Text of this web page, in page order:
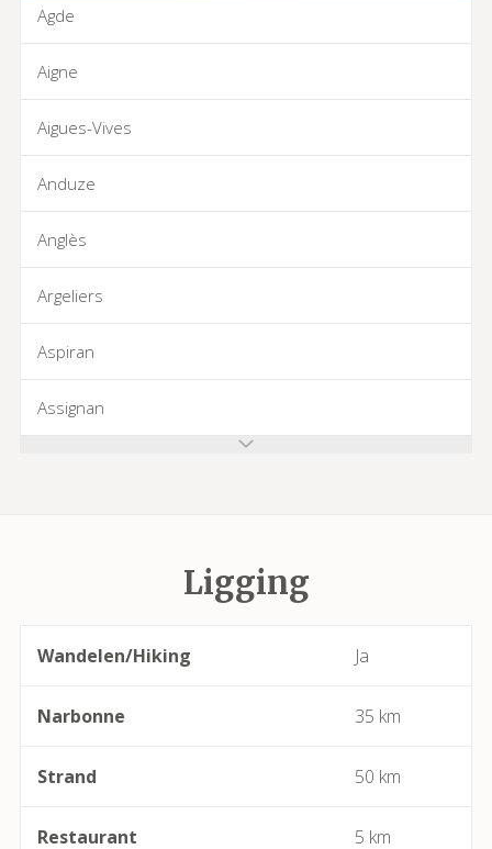
Agde
Aigne
Aigues-Vives
Anduze
Anglès
Argeliers
Aspiran
Assignan
Ligging
Wandelen/Hiking Ja
Narbonne 35 km
Strand 50 km
Restaurant 5 km